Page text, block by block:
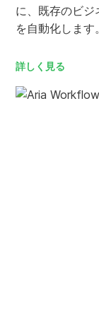
に、既存のビジ
を自動化します。
詳しく見る